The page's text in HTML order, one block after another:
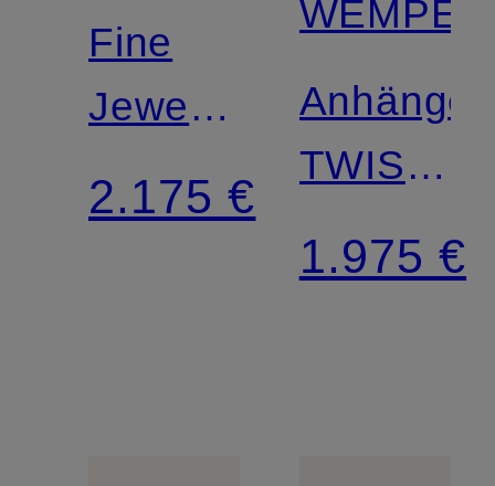
Fine
Jewelry
Collier
MINIMALISM
2.175 €
WEMPE
Anhänger
TWIST
Fine
Jewelry
1.975 €